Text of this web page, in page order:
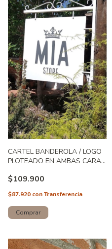
CARTEL BANDEROLA / LOGO
PLOTEADO EN AMBAS CARAS
$109.900
$87.920 conTransferencia